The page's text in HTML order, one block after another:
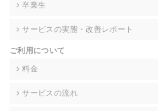
て、下記の当社問合わせ窓口に申し出
的な期間内に対応いたします。ただし
により、ご希望に添えない場合があり
グなどの個人情報以外の情報について
卒業生
サービスの実態・改善レポート
ご利用について
料金
サービスの流れ